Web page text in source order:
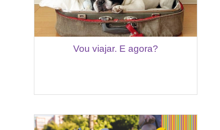
Vou viajar. E agora?